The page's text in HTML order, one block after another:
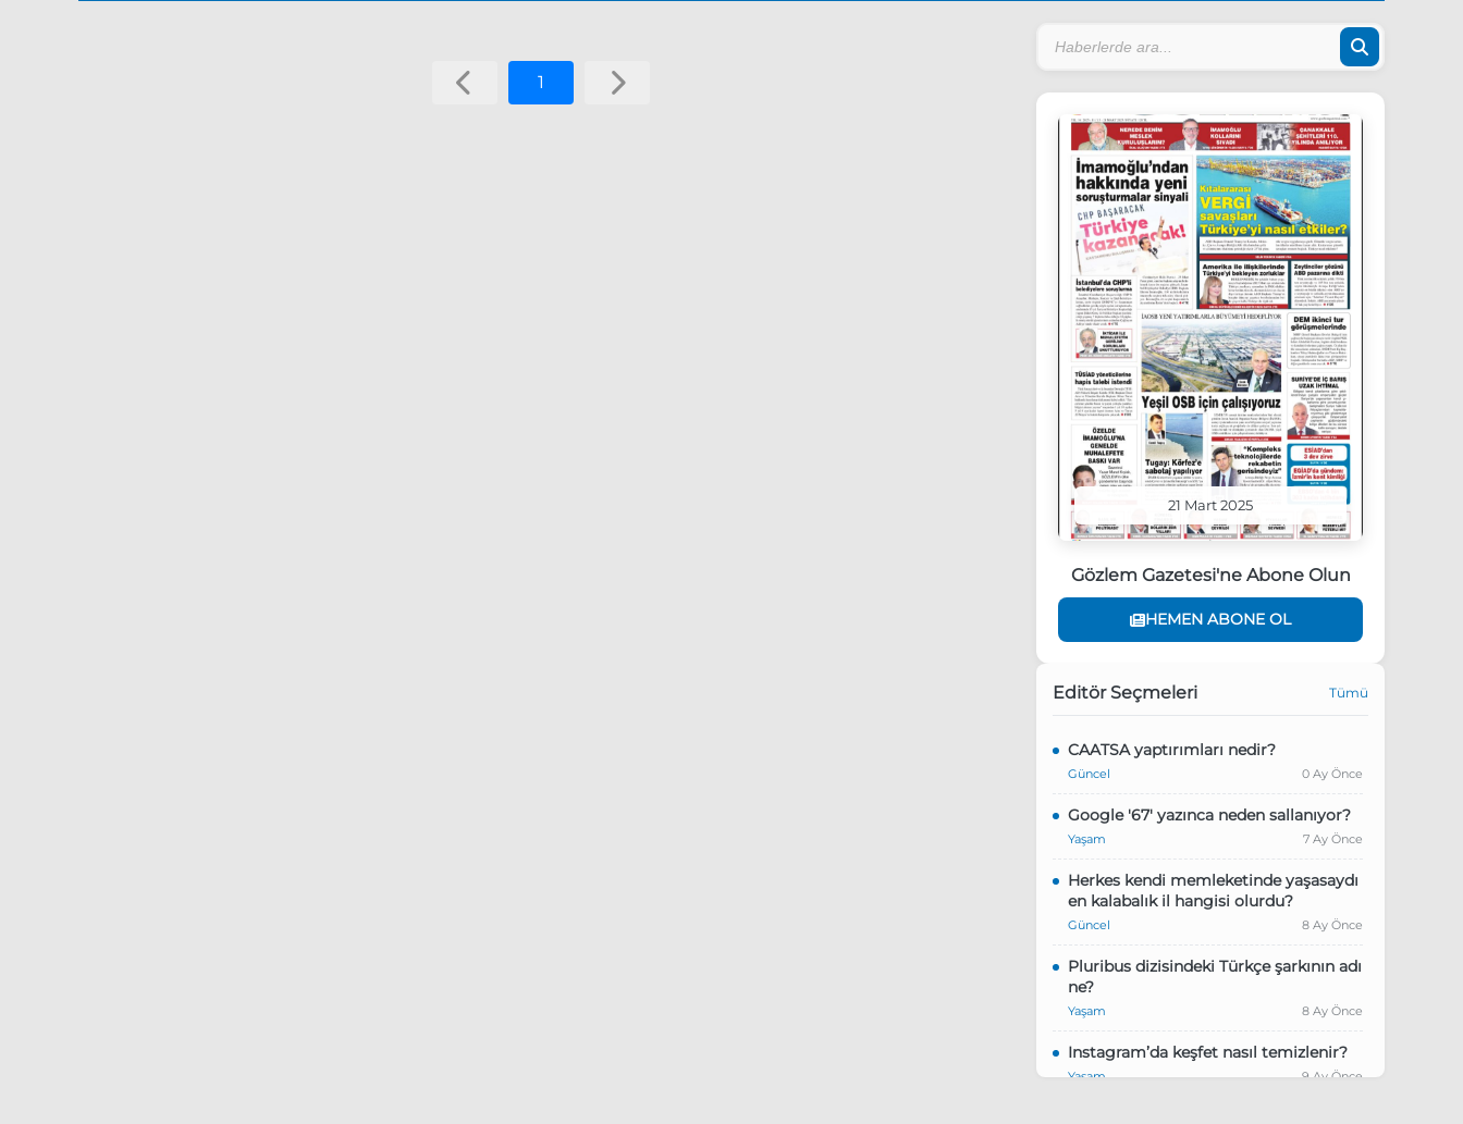
1
21 Mart 2025
Gözlem Gazetesi'ne Abone Olun
HEMEN ABONE OL
Editör Seçmeleri Tümü
CAATSA yaptırımları nedir?
Güncel 0 Ay Önce
Google '67' yazınca neden sallanıyor?
Yaşam 7 Ay Önce
Herkes kendi memleketinde yaşasaydı
en kalabalık il hangisi olurdu?
Güncel 8 Ay Önce
Pluribus dizisindeki Türkçe şarkının adı
ne?
Yaşam 8 Ay Önce
Instagram’da keşfet nasıl temizlenir?
Yaşam 9 Ay Önce